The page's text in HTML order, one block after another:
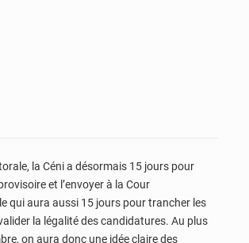
la Céni a désormais 15 jours pour
et l’envoyer à la Cour
qui aura aussi 15 jours pour trancher les
la légalité des candidatures. Au plus
on aura donc une idée claire des